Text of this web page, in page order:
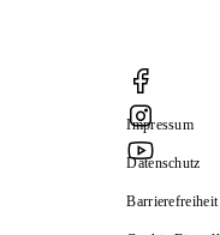
Impressum
Datenschutz
Barrierefreiheit